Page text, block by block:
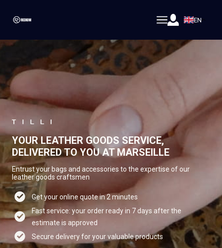
EN
YOUR LEATHER GOODS SERVICE,
DELIVERED TO YOU AT MARSEILLE
Entrust your bags and accessories to the expertise of our
leather goods craftsmen
Get your online quote in 2 minutes
Fast service: your order ready in 7 days after the
estimate is approved
Secure delivery for your valuable products